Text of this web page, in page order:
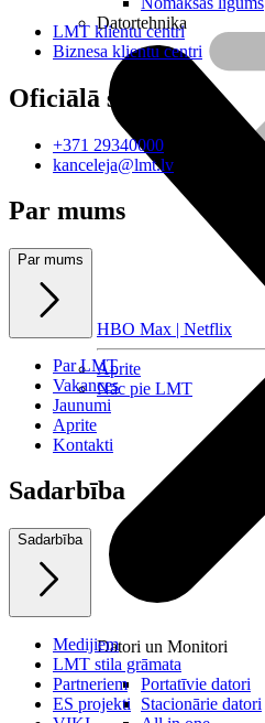
HBO Max | Netflix
Aprite
Nāc pie LMT
Datortehnika
Datori un Monitori
Portatīvie datori
Stacionārie datori
LMT klientu centri
Biznesa klientu centri
Oficiālā saziņa
+371 29340000
kanceleja@lmt.lv
Par mums
Par mums
Par LMT
Vakances
Jaunumi
Aprite
Kontakti
Sadarbība
Sadarbība
Medijiem
LMT stila grāmata
Partneriem
ES projekti